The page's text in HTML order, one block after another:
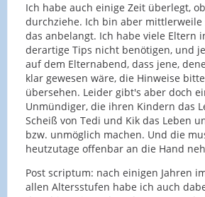
Ich habe auch einige Zeit überlegt,
durchziehe. Ich bin aber mittlerweile
das anbelangt. Ich habe viele Eltern
derartige Tips nicht benötigen, und
auf dem Elternabend, dass jene,
klar gewesen wäre, die Hinweise
übersehen. Leider gibt's aber doch
Unmündiger, die ihren Kindern das
Scheiß von Tedi und Kik das Leben
bzw. unmöglich machen. Und die
heutzutage offenbar an die Hand
Post scriptum: nach einigen Jahren
allen Altersstufen habe ich auch